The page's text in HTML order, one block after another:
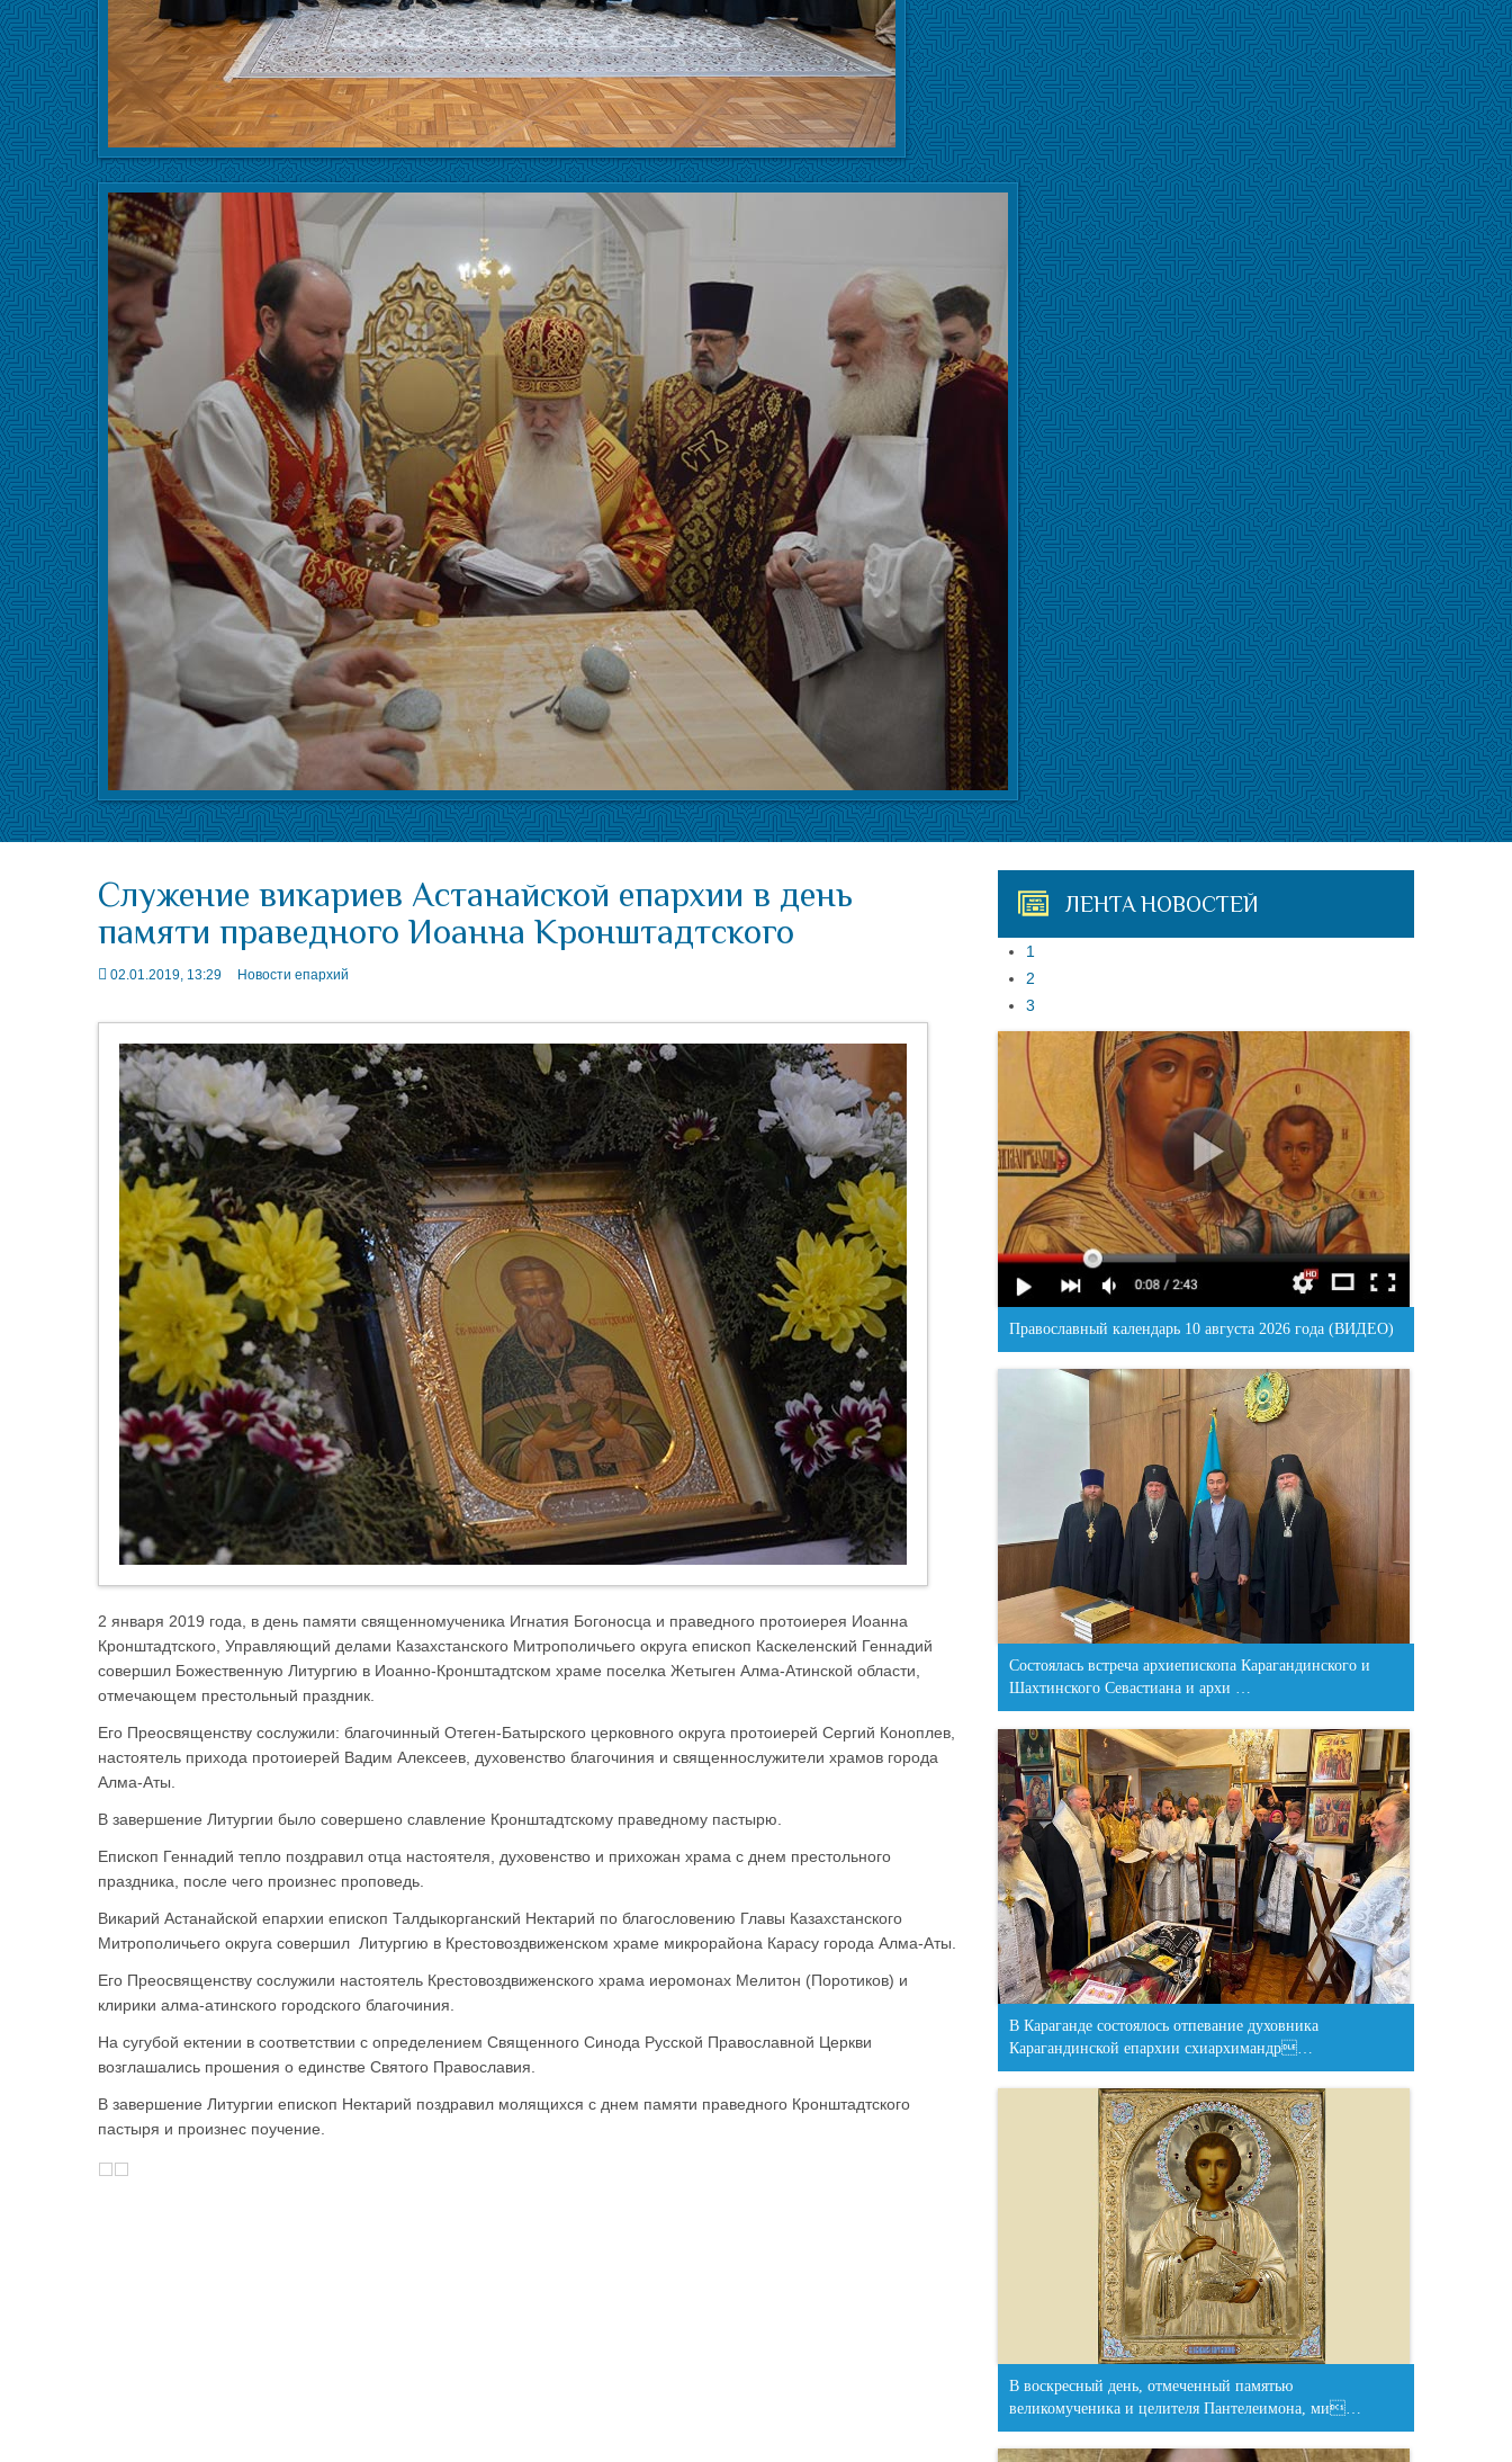
Служение викариев Астанайской епархии в день
памяти праведного Иоанна Кронштадтского
02.01.2019, 13:29 Новости епархий
2 января 2019 года, в день памяти священномученика Игнатия Богоносца и праведного протоиерея Иоанна
Кронштадтского, Управляющий делами Казахстанского Митрополичьего округа епископ Каскеленский Геннадий
совершил Божественную Литургию в Иоанно-Кронштадтском храме поселка Жетыген Алма-Атинской области,
отмечающем престольный праздник.
Его Преосвященству сослужили: благочинный Отеген-Батырского церковного округа протоиерей Сергий Коноплев,
настоятель прихода протоиерей Вадим Алексеев, духовенство благочиния и священнослужители храмов города
Алма-Аты.
В завершение Литургии было совершено славление Кронштадтскому праведному пастырю.
Епископ Геннадий тепло поздравил отца настоятеля, духовенство и прихожан храма с днем престольного
праздника, после чего произнес проповедь.
Викарий Астанайской епархии епископ Талдыкорганский Нектарий по благословению Главы Казахстанского
Митрополичьего округа совершил Литургию в Крестовоздвиженском храме микрорайона Карасу города Алма-Аты.
Его Преосвященству сослужили настоятель Крестовоздвиженского храма иеромонах Мелитон (Поротиков) и
клирики алма-атинского городского благочиния.
На сугубой ектении в соответствии с определением Священного Синода Русской Православной Церкви
возглашались прошения о единстве Святого Православия.
В завершение Литургии епископ Нектарий поздравил молящихся с днем памяти праведного Кронштадтского
пастыря и произнес поучение.
ЛЕНТА НОВОСТЕЙ
1
2
3
Православный календарь 10 августа 2026 года (ВИДЕО)
Состоялась встреча архиепископа Карагандинского и
Шахтинского Севастиана и архи …
В Караганде состоялось отпевание духовника
Карагандинской епархии схиархимандр…
В воскресный день, отмеченный памятью
великомученика и целителя Пантелеимона, ми…